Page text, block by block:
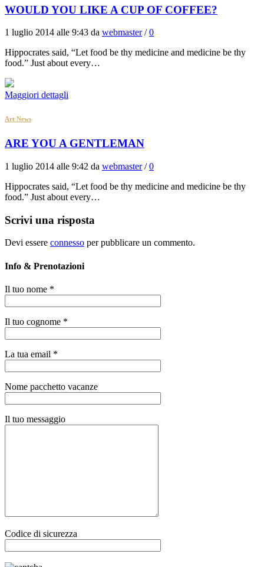
WOULD YOU LIKE A CUP OF COFFEE?
1 luglio 2014 alle 9:43 da webmaster/0
Hippocrates said, “Let food be thy medicine and medicine be thy
food.” Just about every…
Maggiori dettagli
Art News
ARE YOU A GENTLEMAN
1 luglio 2014 alle 9:42 da webmaster/0
Hippocrates said, “Let food be thy medicine and medicine be thy
food.” Just about every…
Scrivi una risposta
Devi essere connesso per pubblicare un commento.
Info & Prenotazioni
Il tuo nome *
Il tuo cognome *
La tua email *
Nome pacchetto vacanze
Il tuo messaggio
Codice di sicurezza